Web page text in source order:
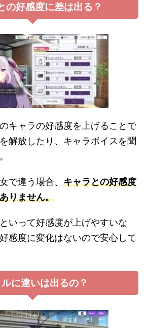
の好感度に差は出る？
キャラの好感度を上げることで
解放したり、キャラボイスを聞
で違う場合、 キャラとの好感度
りません。
いって好感度が上げやすいな
感度に変化はないので安心して
に違いは出るの？